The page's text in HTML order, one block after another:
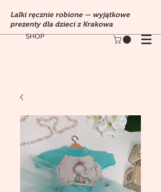
SHOP
Lalki ręcznie robione — wyjątkowe
prezenty dla dzieci z Krakowa